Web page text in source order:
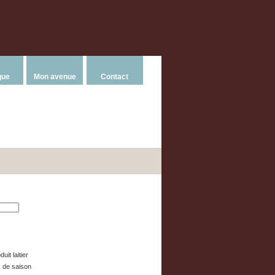
Mon avenue Contact
laitier
de saison